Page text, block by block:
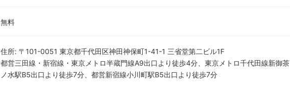
無料
住所: 〒101-0051 東京都千代田区神田神保町1-41-1 三省堂第二ビル1F
都営三田線・新宿線・東京メトロ半蔵門線A9出口より徒歩4分、東京メトロ千代田線新御茶
ノ水駅B5出口より徒歩7分、都営新宿線小川町駅B5出口より徒歩7分